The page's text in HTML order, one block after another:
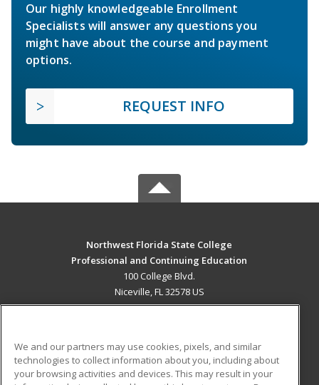
Our highly knowledgeable Enrollment
Specialists will answer any questions you
might have about the course and payment
options.
REQUEST INFO
Northwest Florida State College
Professional and Continuing Education
100 College Blvd.
Niceville, FL 32578 US
ADDITIONAL RESOURCES
We and our partners may use cookies, pixels, and similar
technologies to collect information about you, including about
your browsing activities and devices. This may result in your